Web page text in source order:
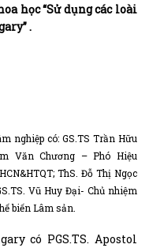
học “Sử dụng các loài
.
nghiệp có: GS.TS Trần Hữu
Văn Chương – Phó Hiệu
ThS. Đỗ Thị Ngọc
Vũ Huy Đại- Chủ nhiệm
biến Lâm sản.
có PGS.TS. Apostol